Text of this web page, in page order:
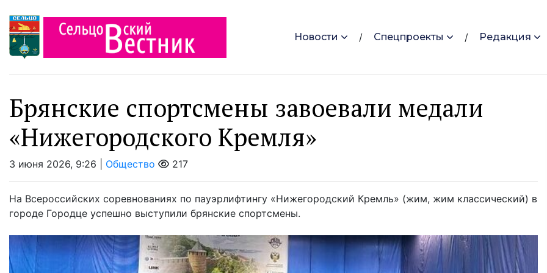
Новости Спецпроекты Редакция
Брянские спортсмены завоевали медали
«Нижегородского Кремля»
3 июня 2026, 9:26 | Общество 217
На Всероссийских соревнованиях по пауэрлифтингу «Нижегородский Кремль» (жим, жим классический) в
городе Городце успешно выступили брянские спортсмены.